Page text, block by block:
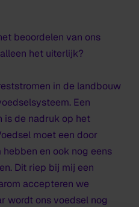
beoordelen van ons
het uiterlijk?
in de landbouw
Een
is de nadruk op het
moet een door
en ook nog eens
Dit riep bij mij een
accepteren we
wordt ons voedsel nog